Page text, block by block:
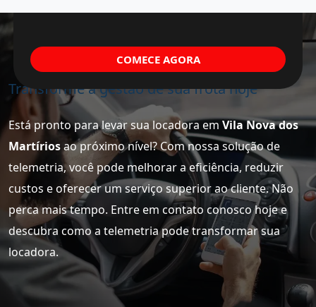
Transforme a gestão de sua frota hoje
Está pronto para levar sua locadora emVila Nova dos
Martíriosao próximo nível? Com nossa solução de
telemetria, você pode melhorar a eficiência, reduzir
custos e oferecer um serviço superior ao cliente. Não
perca mais tempo. Entre em contato conosco hoje e
descubra como a telemetria pode transformar sua
locadora.
COMECE AGORA